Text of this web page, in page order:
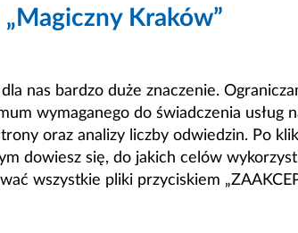
Kraków”
nas bardzo duże znaczenie.
wymaganego do świadczenia usług
oraz analizy liczby odwiedzin. Po
dowiesz się, do jakich celów
wszystkie pliki przyciskiem